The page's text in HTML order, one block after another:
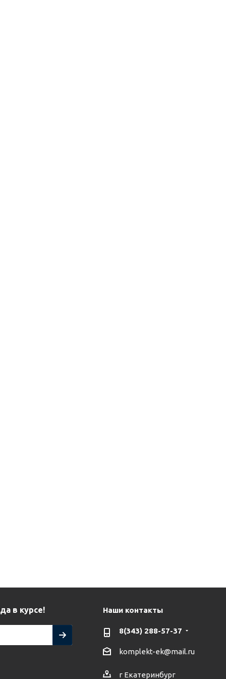
в курсе! Наши контакты
8(343) 288-57-37
komplekt-ek@mail.ru
г Екатеринбург